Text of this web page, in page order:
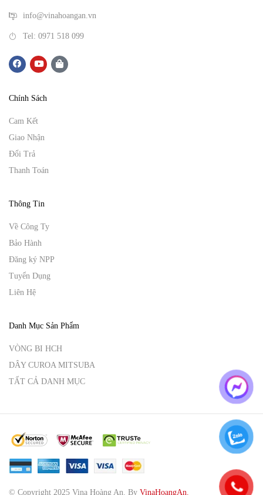
info@vinahoangan.vn
Tel: 0971 518 099
Chính Sách
Cam Kết
Giao Nhận
Đổi Trả
Thanh Toán
Thông Tin
Về Công Ty
Bảo Hành
Đăng ký NPP
Tuyển Dụng
Liên Hệ
Danh Mục Sản Phẩm
VÒNG BI HCH
DÂY CUROA MITSUBA
TẤT CẢ DANH MỤC
© Copyright 2025 Vina Hoàng An. By VinaHoangAn.